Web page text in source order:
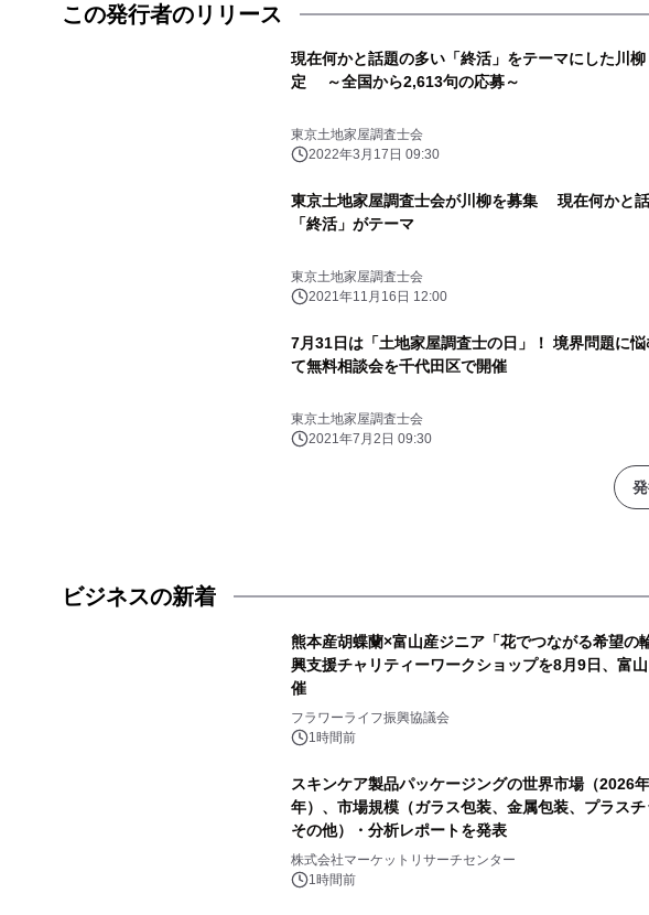
この発行者のリリース
現在何かと話題の多い「終活」をテーマにした川
定 ～全国から2,613句の応募～
東京土地家屋調査士会
2022年3月17日 09:30
東京土地家屋調査士会が川柳を募集 現在何かと
「終活」がテーマ
東京土地家屋調査士会
2021年11月16日 12:00
7月31日は「土地家屋調査士の日」！ 境界問題に
て無料相談会を千代田区で開催
東京土地家屋調査士会
2021年7月2日 09:30
ビジネスの新着
熊本産胡蝶蘭×富山産ジニア「花でつながる希望の
興支援チャリティーワークショップを8月9日、富
催
フラワーライフ振興協議会
1時間前
スキンケア製品パッケージングの世界市場（2026
年）、市場規模（ガラス包装、金属包装、プラスチ
その他）・分析レポートを発表
株式会社マーケットリサーチセンター
1時間前